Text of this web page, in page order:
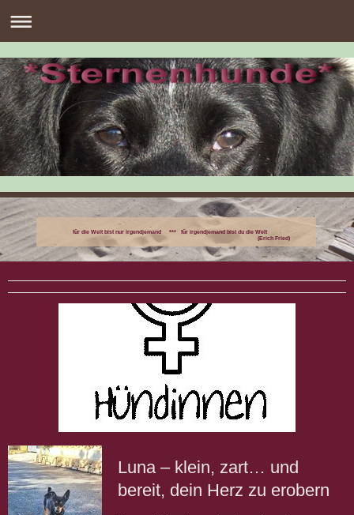
für die Welt bist nur irgendjemand *** für irgendjemand bist du die Welt
(Erich Fried)
Luna – klein, zart… und
bereit, dein Herz zu erobern